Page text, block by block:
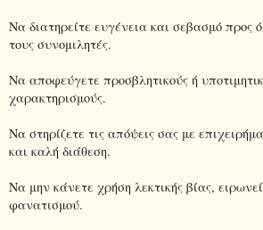
Να διατηρείτε ευγένεια και σεβασμό προς
τους συνομιλητές.
Να αποφεύγετε προσβλητικούς ή
χαρακτηρισμούς.
Να στηρίζετε τις απόψεις σας με
και καλή διάθεση.
Να μην κάνετε χρήση λεκτικής βίας,
φανατισμού.